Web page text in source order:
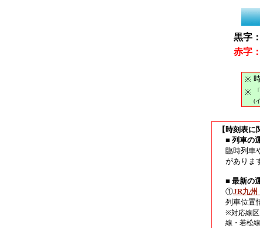
黒字
赤字
※
※
(
【時刻表に
■ 列車の
臨時列車
がありま
■ 最新の
①JR九州
列車位置
※対応線区
線・若松